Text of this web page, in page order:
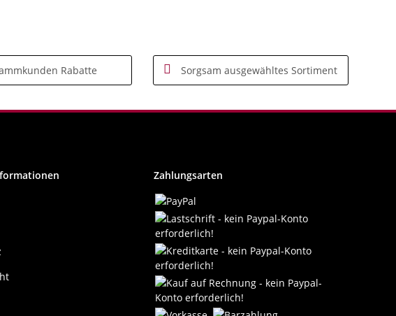
Rabatte Sorgsam ausgewähltes Sortiment
Zahlungsarten